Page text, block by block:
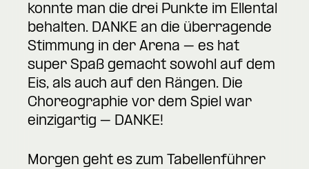
konnte man die drei Punkte im Ellental
behalten. DANKE an die überragende
Stimmung in der Arena – es hat
super Spaß gemacht sowohl auf dem
Eis, als auch auf den Rängen. Die
Choreographie vor dem Spiel war
einzigartig – DANKE!
Morgen geht es zum Tabellenführer